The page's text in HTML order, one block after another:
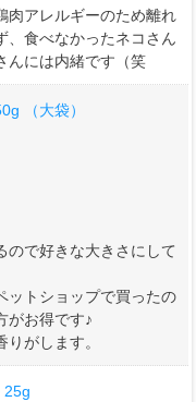
肉アレルギーのため離れ
、食べなかったネコさん
んには内緒です（笑
（大袋）
ので好きな大きさにして
ットショップで買ったの
がお得です♪
がします。
25g